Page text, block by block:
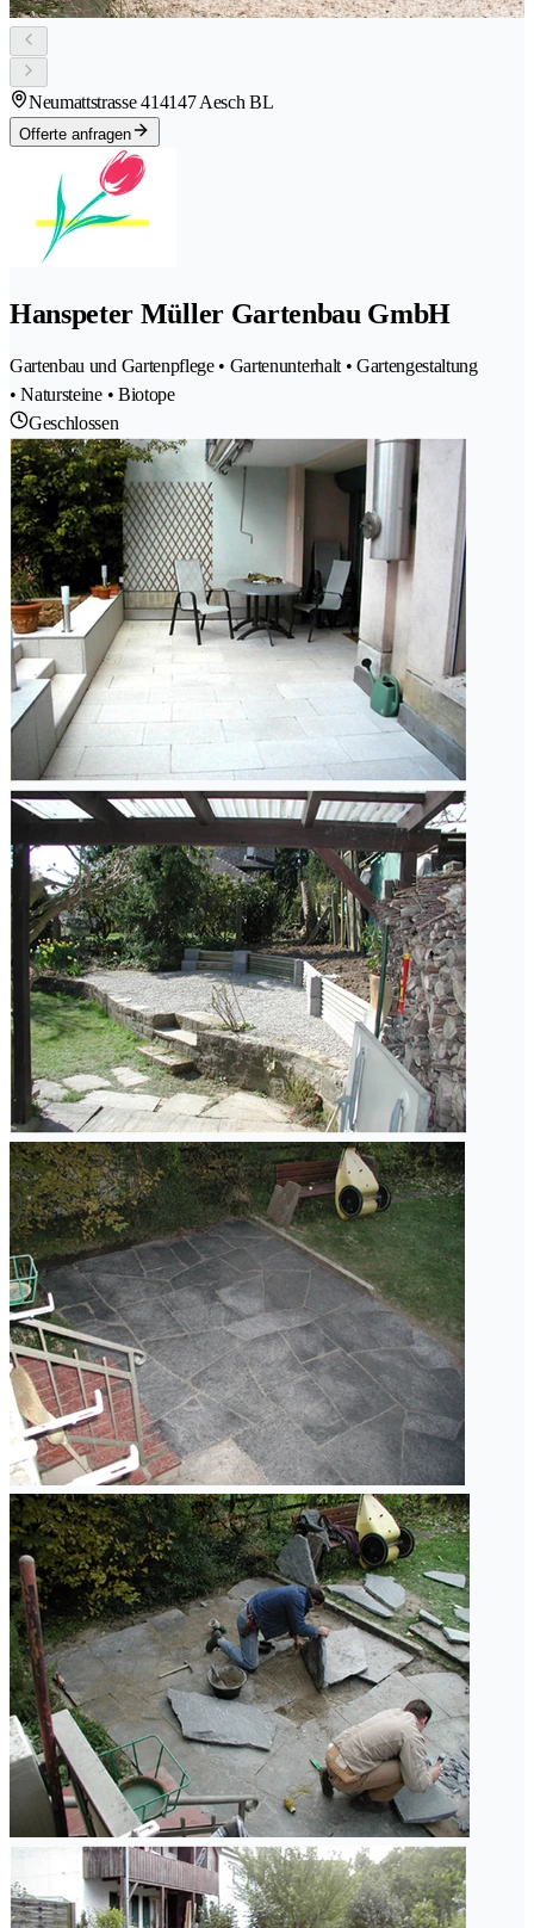
Neumattstrasse 414147 Aesch BL
Offerte anfragen
Hanspeter Müller Gartenbau GmbH
Gartenbau und Gartenpflege • Gartenunterhalt • Gartengestaltung
• Natursteine • Biotope
Geschlossen